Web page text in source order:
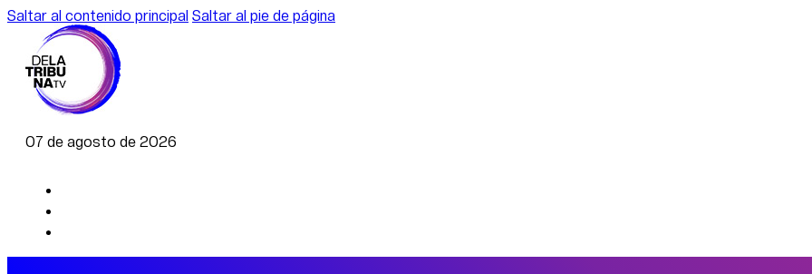
Saltar al contenido principal Saltar al pie de página
07 de agosto de 2026